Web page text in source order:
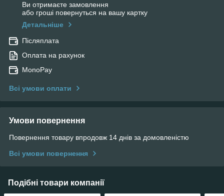
Ви отримаєте замовлення
або гроші повернуться на вашу картку
Детальніше
Післяплата
Оплата на рахунок
MonoPay
Всі умови оплати
Умови повернення
Повернення товару впродовж 14 днів за домовленістю
Всі умови повернення
Подібні товари компанії